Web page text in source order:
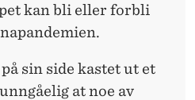
kan bli eller forbli
sin side kastet ut et
at noe av